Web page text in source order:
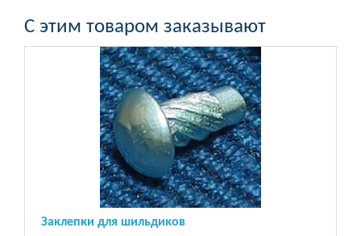
С этим товаром заказывают
Заклепки для шильдиков